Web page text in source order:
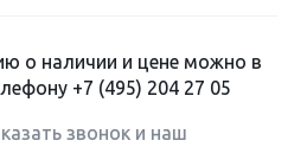
о наличии и цене можно в
+7 (495) 204 27 05
звонок и наш